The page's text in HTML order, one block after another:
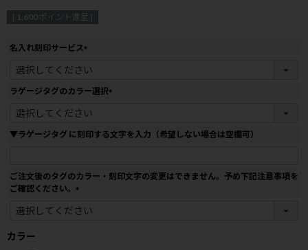
[ 1,600 ポイント進呈 ]
名入れ刻印サービス
必
須
ラゲージタグのカラー選択
須
▼ラゲージタグ に刻印する文字を入力（希望しない場合は空欄可）
ご注文後のタグのカラー・刻印文字の変更はできません。予め下記注意事項を
ご確認ください。
必
カラー